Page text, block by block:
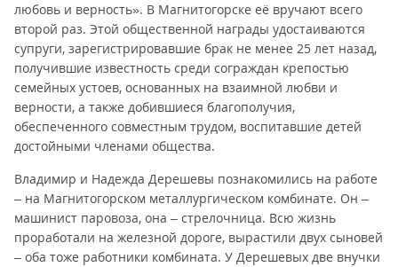
любовь и верность». В Магнитогорске её вручают всего
второй раз. Этой общественной награды удостаиваются
супруги, зарегистрировавшие брак не менее 25 лет назад,
получившие известность среди сограждан крепостью
семейных устоев, основанных на взаимной любви и
верности, а также добившиеся благополучия,
обеспеченного совместным трудом, воспитавшие детей
достойными членами общества.
Владимир и Надежда Дерешевы познакомились на работе
– на Магнитогорском металлургическом комбинате. Он –
машинист паровоза, она – стрелочница. Всю жизнь
проработали на железной дороге, вырастили двух сыновей
– оба тоже работники комбината. У Дерешевых две внучки